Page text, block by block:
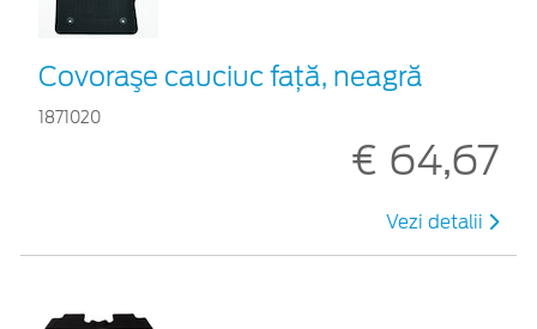
Covoraşe cauciuc faţă, neagră
1871020
€ 64,67
Vezi detalii